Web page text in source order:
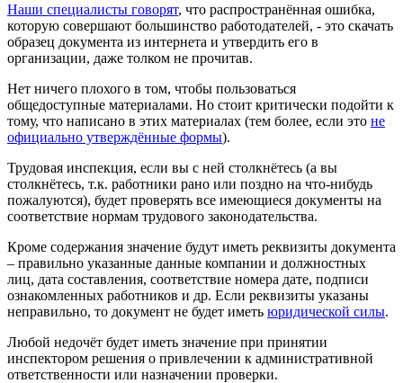
Наши специалисты говорят, что распространённая ошибка,
которую совершают большинство работодателей, - это скачать
образец документа из интернета и утвердить его в
организации, даже толком не прочитав.
Нет ничего плохого в том, чтобы пользоваться
общедоступные материалами. Но стоит критически подойти к
тому, что написано в этих материалах (тем более, если это не
официально утверждённые формы).
Трудовая инспекция, если вы с ней столкнётесь (а вы
столкнётесь, т.к. работники рано или поздно на что-нибудь
пожалуются), будет проверять все имеющиеся документы на
соответствие нормам трудового законодательства.
Кроме содержания значение будут иметь реквизиты документа
– правильно указанные данные компании и должностных
лиц, дата составления, соответствие номера дате, подписи
ознакомленных работников и др. Если реквизиты указаны
неправильно, то документ не будет иметь юридической силы.
Любой недочёт будет иметь значение при принятии
инспектором решения о привлечении к административной
ответственности или назначении проверки.